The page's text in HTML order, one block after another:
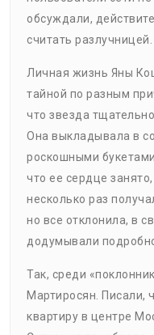
обсуждали,
считать разлучницей.
Личная жизнь Яны
тайной по разным
что звезда
Она выкладывала в
роскошными
что ее сердце
несколько раз
но все отклонила, в
додумывали
Так, среди
Мартиросян. Писали,
квартиру в центре